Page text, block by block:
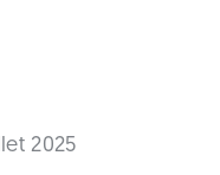
2025